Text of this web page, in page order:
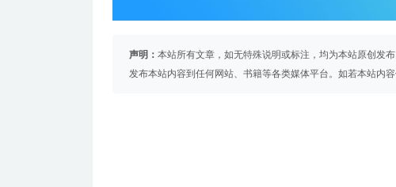
声明： 本站所有文章，如无特殊说明或标注，均为本站原创发
发布本站内容到任何网站、书籍等各类媒体平台。如若本站内